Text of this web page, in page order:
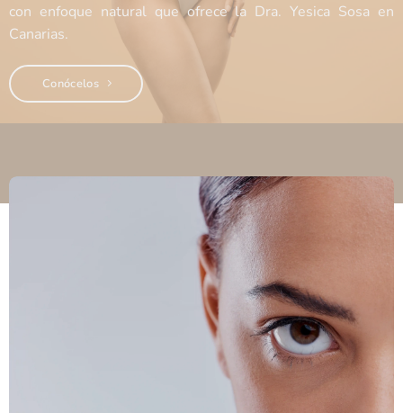
con enfoque natural que ofrece la Dra. Yesica Sosa en
Canarias.
Conócelos